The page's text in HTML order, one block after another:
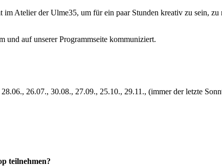
Atelier der Ulme35, um für ein paar Stunden kreativ zu sein,
und auf unserer Programmseite kommuniziert.
26.07., 30.08., 27.09., 25.10., 29.11., (immer der letzte
teilnehmen?